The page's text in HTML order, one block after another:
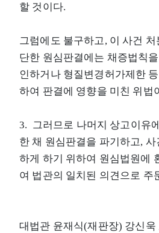
할 것이다.
그럼에도 불구하고, 이 사건
단한 원심판결에는 채증법칙
인하거나 형질변경허가제한
하여 판결에 영향을 미친 위법
3. 그러므로 나머지 상고이유
한 채 원심판결을 파기하고,
하게 하기 위하여 원심법원에
여 법관의 일치된 의견으로 주
대법관 윤재식(재판장) 강신욱